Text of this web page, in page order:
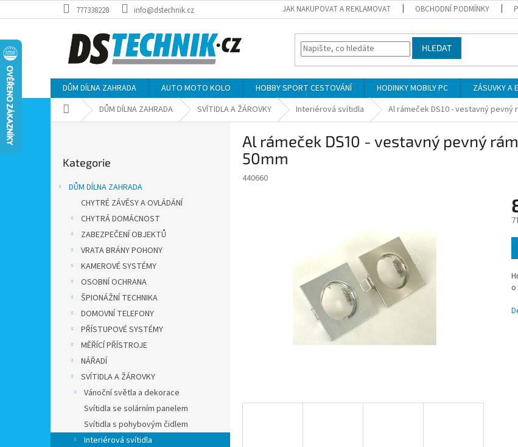
na
777338228 info@dstechnik.cz JAK NAKUPOVAT A REKLAMOVAT OBCHODNÍ PODMÍNKY
HLEDAT
DŮM DÍLNA ZAHRADA AUTO MOTO KOLO HOBBY SPORT CESTOVÁNÍ HODINKY MOBILY PC
ZÁSUVKY A
Domů DŮM DÍLNA ZAHRADA SVÍTIDLA A ŽÁROVKY Interiérová svítidla Al rámeček DS10 - vestavný
kategorie
Kategorie
DŮM DÍLNA ZAHRADA
CHYTRÉ ZÁVĚSY A OVLÁDÁNÍ
CHYTRÁ DOMÁCNOST
ZABEZPEČENÍ OBJEKTŮ
VRATA BRÁNY POHONY
KAMEROVÉ SYSTÉMY
OSOBNÍ OCHRANA
ŠPIONÁŽNÍ TECHNIKA
DOMOVNÍ TELEFONY
PŘÍSTUPOVÉ SYSTÉMY
MĚŘÍCÍ PŘÍSTROJE
NÁŘADÍ
SVÍTIDLA A ŽÁROVKY
Vánoční světla a dekorace
Svítidla se solárním panelem
Svítidla s pohybovým čidlem
Interiérová svítidla
Al rámeček DS10 - vestavný pevný
50mm
440660
o